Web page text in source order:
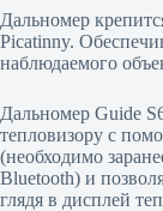
Дальномер
Picatinny.
наблюдаемого
Дальномер Guide
тепловизору с
(необходимо
Bluetooth) и
глядя в дисплей